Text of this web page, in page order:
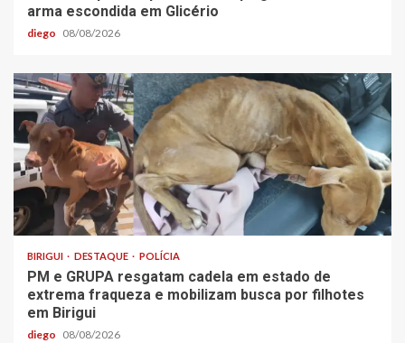
arma escondida em Glicério
diego 08/08/2026
BIRIGUI DESTAQUE POLÍCIA
PM e GRUPA resgatam cadela em estado de
extrema fraqueza e mobilizam busca por filhotes
em Birigui
diego 08/08/2026